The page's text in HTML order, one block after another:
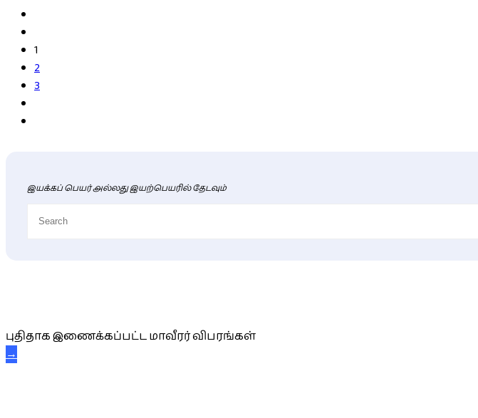
1
2
3
இயக்கப் பெயர் அல்லது இயற்பெயரில் தேடவும்
புதிதாக இணைக்கப்பட்ட மாவீரர் விபரங்கள்
→